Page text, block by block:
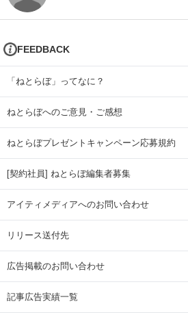
FEEDBACK
「ねとらぼ」ってなに？
ねとらぼへのご意見・ご感想
ねとらぼプレゼントキャンペーン応募規約
[契約社員] ねとらぼ編集者募集
アイティメディアへのお問い合わせ
リリース送付先
広告掲載のお問い合わせ
記事広告実績一覧